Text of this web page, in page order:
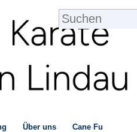
Über uns Cane Fu